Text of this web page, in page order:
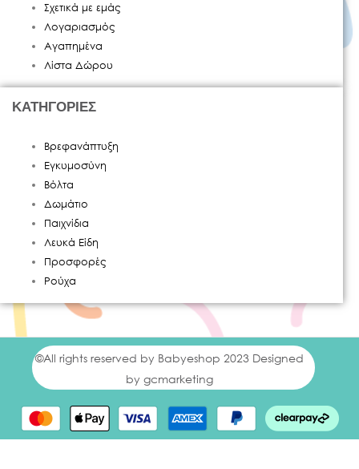
Σχετικά με εμάς
Λογαριασμός
Αγαπημένα
Λίστα Δώρου
ΚΑΤΗΓΟΡΙΕΣ
Βρεφανάπτυξη
Εγκυμοσύνη
Βόλτα
Δωμάτιο
Παιχνίδια
Λευκά Είδη
Προσφορές
Ρούχα
©All rights reserved by Babyeshop 2023 Designed
by gcmarketing